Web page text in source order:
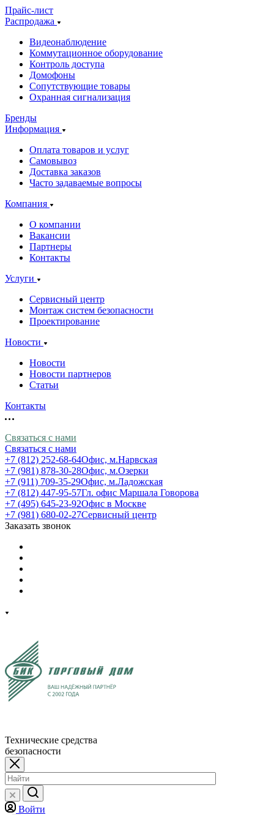
Прайс-лист
Распродажа
Видеонаблюдение
Коммутационное оборудование
Контроль доступа
Домофоны
Сопутствующие товары
Охранная сигнализация
Бренды
Информация
Оплата товаров и услуг
Самовывоз
Доставка заказов
Часто задаваемые вопросы
Компания
О компании
Вакансии
Партнеры
Контакты
Услуги
Сервисный центр
Монтаж систем безопасности
Проектирование
Новости
Новости
Новости партнеров
Статьи
Контакты
Связаться с нами
Связаться с нами
+7 (812) 252-68-64Офис, м.Нарвская
+7 (981) 878-30-28Офис, м.Озерки
+7 (911) 709-35-29Офис, м.Ладожская
+7 (812) 447-95-57Гл. офис Маршала Говорова
+7 (495) 645-23-92Офис в Москве
+7 (981) 680-02-27Сервисный центр
Заказать звонок
Технические средства
безопасности
Войти